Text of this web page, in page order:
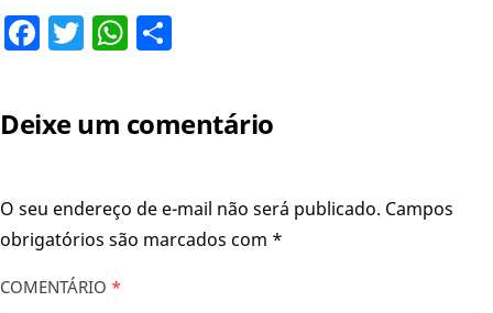
Facebook
TwitterWhatsApp
Deixe um comentário
O seu endereço de e-mail não será publicado. Campos
obrigatórios são marcados com *
COMENTÁRIO *